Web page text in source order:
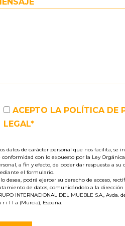
ACEPTO LA POLÍTICA DE
LEGAL*
datos de carácter personal que nos facilita,
conformidad con lo expuesto por la Ley
a fin y efecto, de poder dar respuesta a
el formulario.
lo desea, podrá ejercer su derecho de acceso,
de datos, comunicándolo a la dirección
INTERNACIONAL DEL MUEBLE S.A., Avda.
r i l l a (Murcia), España.